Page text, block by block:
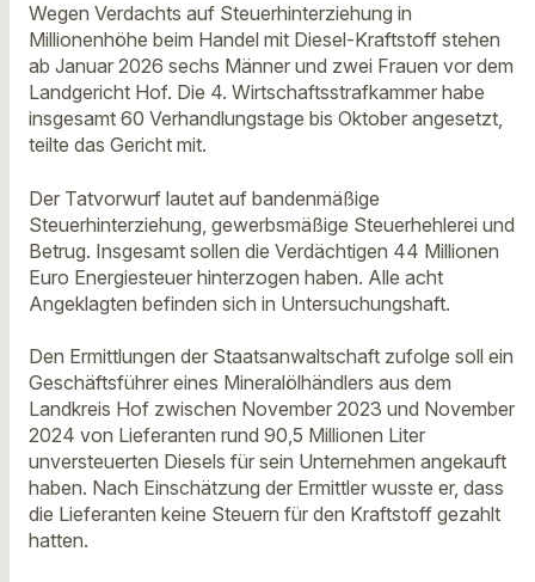
Wegen Verdachts auf Steuerhinterziehung in
Millionenhöhe beim Handel mit Diesel-Kraftstoff stehen
ab Januar 2026 sechs Männer und zwei Frauen vor dem
Landgericht Hof. Die 4. Wirtschaftsstrafkammer habe
insgesamt 60 Verhandlungstage bis Oktober angesetzt,
teilte das Gericht mit.
Der Tatvorwurf lautet auf bandenmäßige
Steuerhinterziehung, gewerbsmäßige Steuerhehlerei und
Betrug. Insgesamt sollen die Verdächtigen 44 Millionen
Euro Energiesteuer hinterzogen haben. Alle acht
Angeklagten befinden sich in Untersuchungshaft.
Den Ermittlungen der Staatsanwaltschaft zufolge soll ein
Geschäftsführer eines Mineralölhändlers aus dem
Landkreis Hof zwischen November 2023 und November
2024 von Lieferanten rund 90,5 Millionen Liter
unversteuerten Diesels für sein Unternehmen angekauft
haben. Nach Einschätzung der Ermittler wusste er, dass
die Lieferanten keine Steuern für den Kraftstoff gezahlt
hatten.